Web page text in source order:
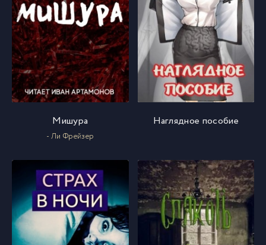
Мишура
- Ли Фрейзер
Наглядное пособие